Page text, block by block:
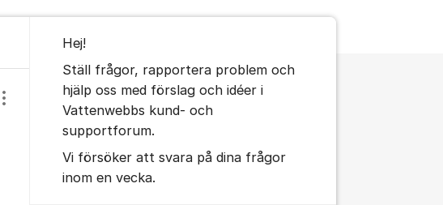
Visa/dölj inställningar för inlägg/kommentar
Hej!
Ställ frågor, rapportera problem och
hjälp oss med förslag och idéer i
Vattenwebbs kund- och
supportforum.
Vi försöker att svara på dina frågor
inom en vecka.